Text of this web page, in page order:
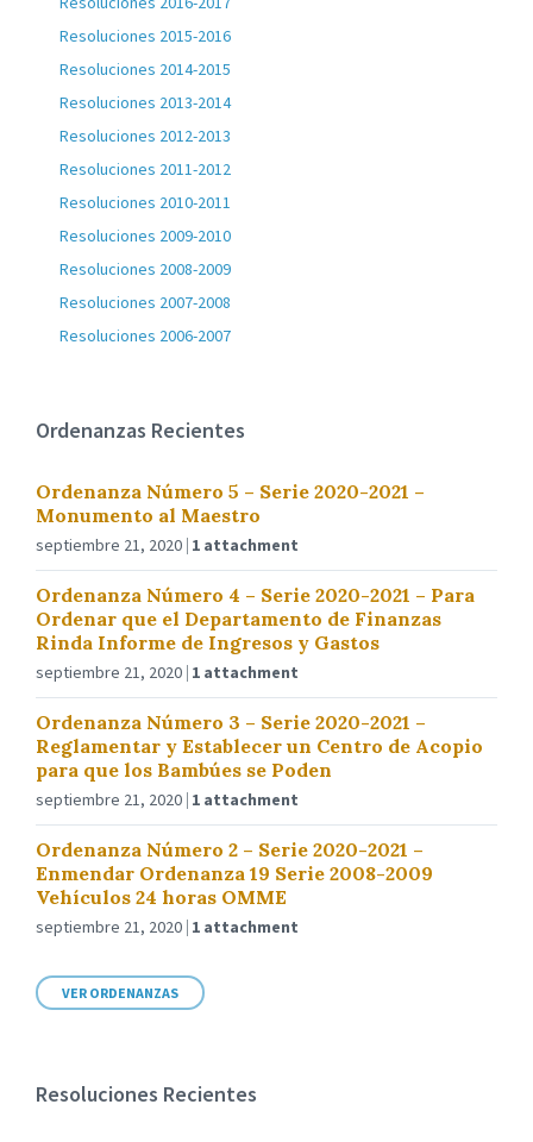
Resoluciones 2015-2016
Resoluciones 2014-2015
Resoluciones 2013-2014
Resoluciones 2012-2013
Resoluciones 2011-2012
Resoluciones 2010-2011
Resoluciones 2009-2010
Resoluciones 2008-2009
Resoluciones 2007-2008
Resoluciones 2006-2007
Ordenanzas Recientes
Ordenanza Número 5 – Serie 2020-2021 –
Monumento al Maestro
septiembre 21, 2020 1 attachment
Ordenanza Número 4 – Serie 2020-2021 – Para
Ordenar que el Departamento de Finanzas
Rinda Informe de Ingresos y Gastos
septiembre 21, 2020 1 attachment
Ordenanza Número 3 – Serie 2020-2021 –
Reglamentar y Establecer un Centro de Acopio
para que los Bambúes se Poden
septiembre 21, 2020 1 attachment
Ordenanza Número 2 – Serie 2020-2021 –
Enmendar Ordenanza 19 Serie 2008-2009
Vehículos 24 horas OMME
septiembre 21, 2020 1 attachment
VER ORDENANZAS
Resoluciones Recientes